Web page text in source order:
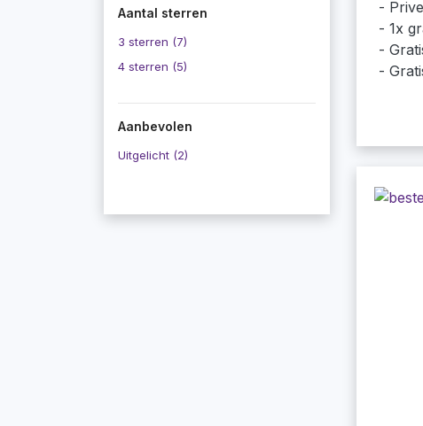
Aantal sterren
3 sterren (7)
4 sterren (5)
Aanbevolen
Uitgelicht (2)
1x